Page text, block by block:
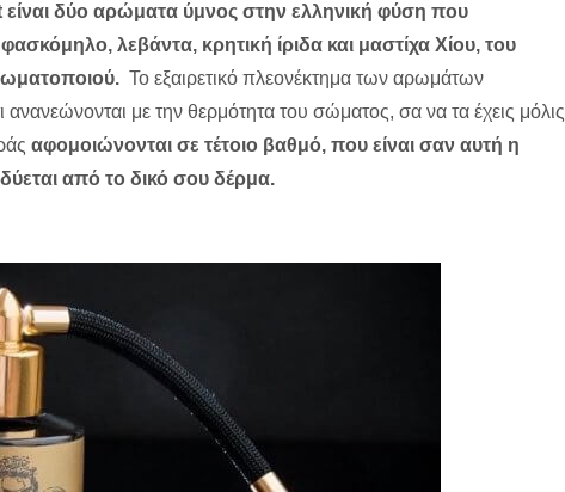
είναι δύο αρώματα ύμνος στην ελληνική φύση που
λεβάντα, κρητική ίριδα και μαστίχα Χίου, του
To εξαιρετικό πλεονέκτημα των αρωμάτων
ανανεώνονται με την θερμότητα του σώματος, σα να τα έχεις μόλις
αφομοιώνονται σε τέτοιο βαθμό, που είναι σαν αυτή η
από το δικό σου δέρμα.